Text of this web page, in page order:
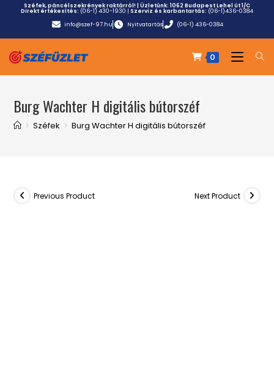
Széfek, páncélszekrények raktárról! | Üzletünk:1062 Budapest Lehel út 1/C
Direkt értékesítés: (06-1) 430-1930 | Szerviz és karbantartás: (06-1)436-0384
info@szef-97.hu
Nyitvatartás (06-1) 436-0384
0
Burg Wachter H digitális bútorszéf
> Széfek > Burg Wachter H digitális bútorszéf
Previous Product Next Product